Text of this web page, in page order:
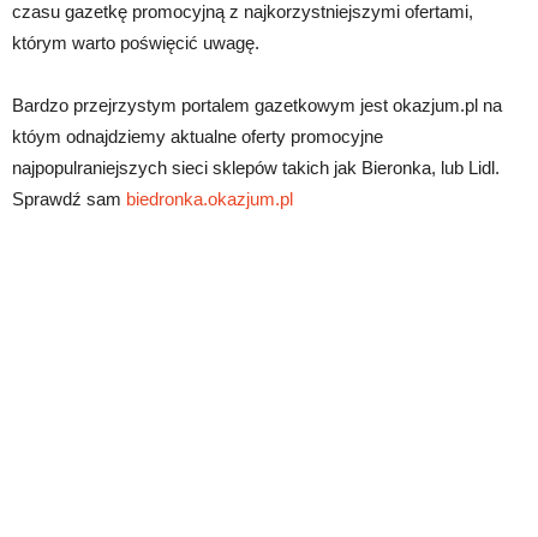
czasu gazetkę promocyjną z najkorzystniejszymi ofertami,
którym warto poświęcić uwagę.
Bardzo przejrzystym portalem gazetkowym jest okazjum.pl na
któym odnajdziemy aktualne oferty promocyjne
najpopulraniejszych sieci sklepów takich jak Bieronka, lub Lidl.
Sprawdź sam biedronka.okazjum.pl